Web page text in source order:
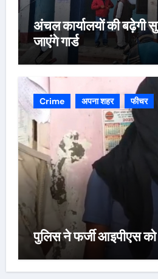
अंचल कार्यालयों की बढ़ेगी
जाएंगे गार्ड
Crime अपना शहर फीचर
पुलिस ने फर्जी आइपीएस को